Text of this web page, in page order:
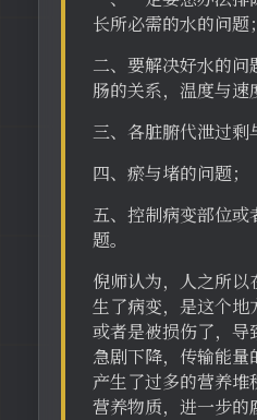
长所必需的水的问题；
二、要解决好水的问
肠的关系，温度与速
三、各脏腑代泄过剩
四、瘀与堵的问题；
五、控制病变部位或
题。
倪师认为，人之所以
生了病变，是这个地
或者是被损伤了，导
急剧下降，传输能量
产生了过多的营养堆
营养物质，进一步的